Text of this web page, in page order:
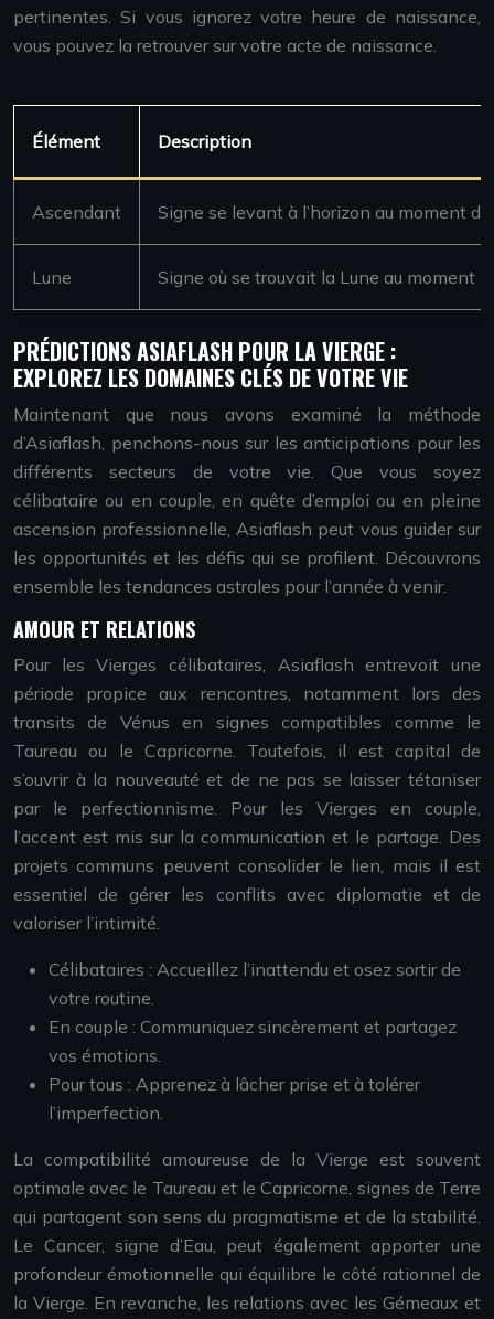
pertinentes. Si vous ignorez votre heure de naissance,
vous pouvez la retrouver sur votre acte de naissance.
Élément Description
Ascendant Signe se levant à l’horizon au moment
Lune Signe où se trouvait la Lune au moment
PRÉDICTIONS ASIAFLASH POUR LA VIERGE :
EXPLOREZ LES DOMAINES CLÉS DE VOTRE VIE
Maintenant que nous avons examiné la méthode
d’Asiaflash, penchons-nous sur les anticipations pour les
différents secteurs de votre vie. Que vous soyez
célibataire ou en couple, en quête d’emploi ou en pleine
ascension professionnelle, Asiaflash peut vous guider sur
les opportunités et les défis qui se profilent. Découvrons
ensemble les tendances astrales pour l’année à venir.
AMOUR ET RELATIONS
Pour les Vierges célibataires, Asiaflash entrevoit une
période propice aux rencontres, notamment lors des
transits de Vénus en signes compatibles comme le
Taureau ou le Capricorne. Toutefois, il est capital de
s’ouvrir à la nouveauté et de ne pas se laisser tétaniser
par le perfectionnisme. Pour les Vierges en couple,
l’accent est mis sur la communication et le partage. Des
projets communs peuvent consolider le lien, mais il est
essentiel de gérer les conflits avec diplomatie et de
valoriser l’intimité.
Célibataires : Accueillez l’inattendu et osez sortir de
votre routine.
En couple : Communiquez sincèrement et partagez
vos émotions.
Pour tous : Apprenez à lâcher prise et à tolérer
l’imperfection.
La compatibilité amoureuse de la Vierge est souvent
optimale avec le Taureau et le Capricorne, signes de Terre
qui partagent son sens du pragmatisme et de la stabilité.
Le Cancer, signe d’Eau, peut également apporter une
profondeur émotionnelle qui équilibre le côté rationnel de
la Vierge. En revanche, les relations avec les Gémeaux et